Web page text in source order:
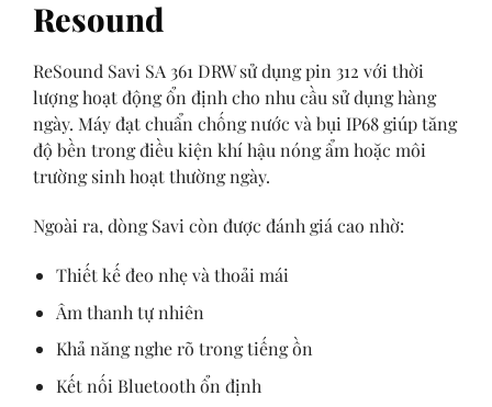
Resound
ReSound Savi SA 361 DRW sử dụng pin 312 với thời
lượng hoạt động ổn định cho nhu cầu sử dụng hàng
ngày. Máy đạt chuẩn chống nước và bụi IP68 giúp tăng
độ bền trong điều kiện khí hậu nóng ẩm hoặc môi
trường sinh hoạt thường ngày.
Ngoài ra, dòng Savi còn được đánh giá cao nhờ:
Thiết kế đeo nhẹ và thoải mái
Âm thanh tự nhiên
Khả năng nghe rõ trong tiếng ồn
Kết nối Bluetooth ổn định